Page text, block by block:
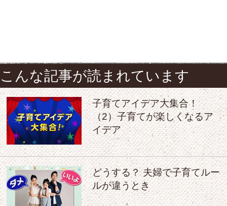
こんな記事が読まれています
子育てアイデア大集合！
（2）子育てが楽しくなるア
イデア
どうする？ 夫婦で子育てルー
ルが違うとき